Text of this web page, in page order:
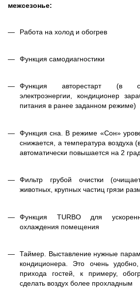
межсезонье:
Работа на холод и обогрев
Функция самодиагностики
Функция авторестарт (в
электроэнергии, кондиционер
питания в ранее заданном режиме)
Функция сна. В режиме «Сон»
снижается, а температура воздуха
автоматически повышается на 2
Фильтр грубой очистки
животных, крупных частиц грязи
Функция TURBO для
охлаждения помещения
Таймер. Выставление нужные
кондиционера. Это очень
прихода гостей, к примеру,
сделать воздух более прохладным